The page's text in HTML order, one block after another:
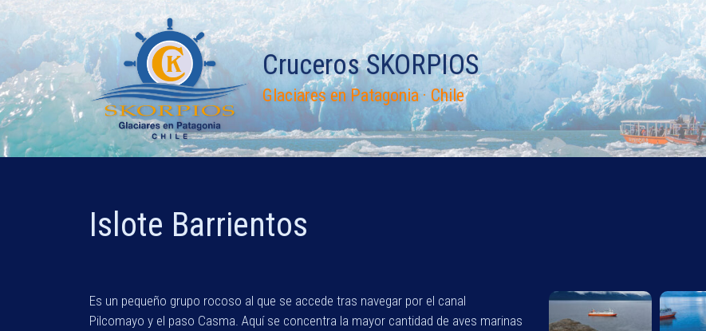
Saltar
contenido
Cruceros SKORPIOS
Glaciares en Patagonia · Chile
Islote Barrientos
Es un pequeño grupo rocoso al que se accede tras navegar por el canal
Pilcomayo y el paso Casma. Aquí se concentra la mayor cantidad de aves marinas